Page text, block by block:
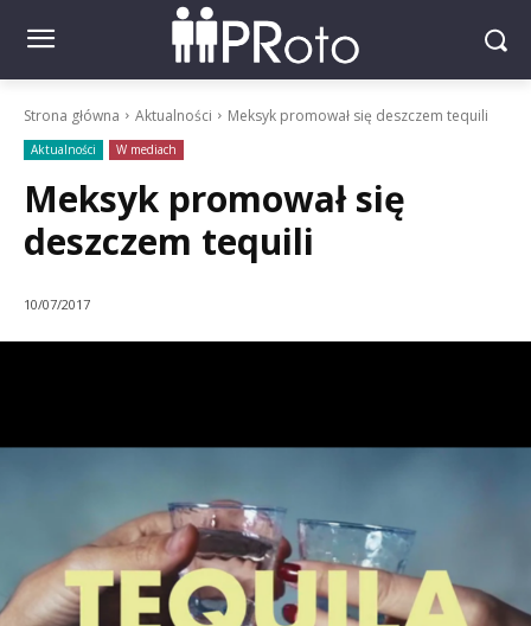
Strona główna Aktualności Meksyk promował się deszczem tequili
Aktualności W mediach
Meksyk promował się
deszczem tequili
10/07/2017